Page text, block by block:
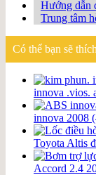
Hướng dẫn
Trung tâm
Có thể bạn sẽ thích
innova .vios.
innova 2008
Toyota Altis
Accord 2.4